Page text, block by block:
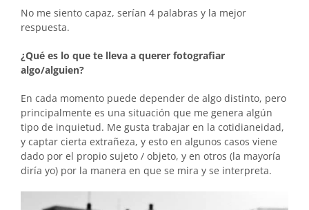
No me siento capaz, serían 4 palabras y la mejor
respuesta.
¿Qué es lo que te lleva a querer fotografiar
algo/alguien?
En cada momento puede depender de algo distinto, pero
principalmente es una situación que me genera algún
tipo de inquietud. Me gusta trabajar en la cotidianeidad,
y captar cierta extrañeza, y esto en algunos casos viene
dado por el propio sujeto / objeto, y en otros (la mayoría
diría yo) por la manera en que se mira y se interpreta.